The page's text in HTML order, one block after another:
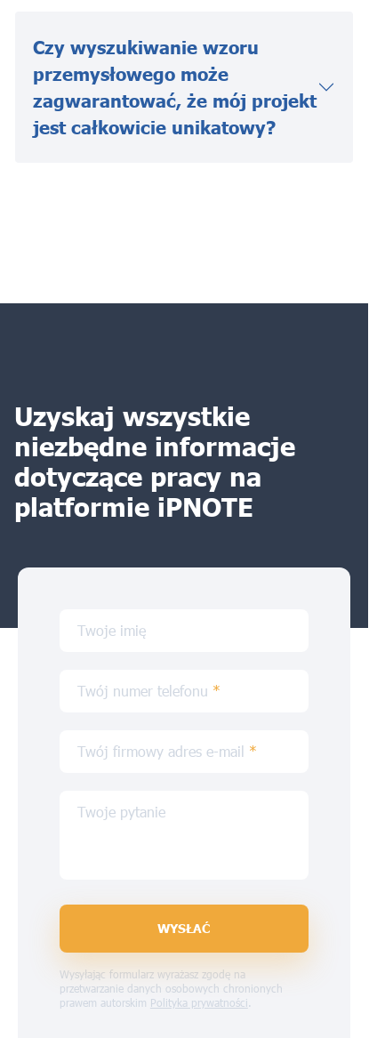
Czy wyszukiwanie wzoru
przemysłowego może
zagwarantować, że mój projekt
jest całkowicie unikatowy?
Uzyskaj wszystkie
niezbędne informacje
dotyczące pracy na
platformie iPNOTE
Twoje imię
Twój numer telefonu *
Twój firmowy adres e-mail *
Twoje pytanie
WYSŁAĆ
Wysyłając formularz wyrażasz zgodę na
przetwarzanie danych osobowych chronionych
prawem autorskim Polityka prywatności.